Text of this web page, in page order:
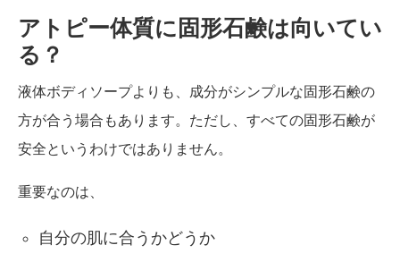
アトピー体質に固形石鹸は向いてい
る？
液体ボディソープよりも、成分がシンプルな固形石鹸の
方が合う場合もあります。ただし、すべての固形石鹸が
安全というわけではありません。
重要なのは、
自分の肌に合うかどうか